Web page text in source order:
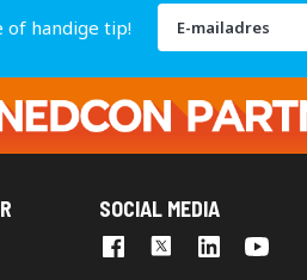
of handige tip!
Abonneer
op
onze
nieuwsbrief
SOCIAL MEDIA